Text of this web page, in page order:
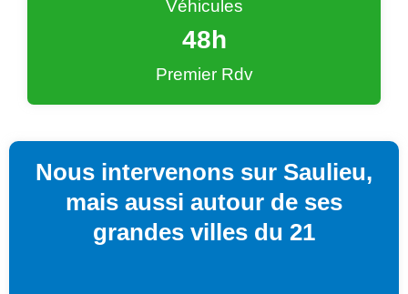
Véhicules
Premier Rdv
48h
Nous intervenons sur Saulieu,
mais aussi autour de ses
grandes villes du 21